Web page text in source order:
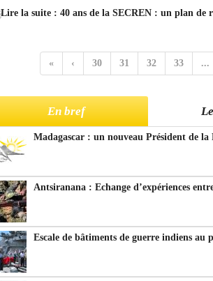
Lire la suite : 40 ans de la SECREN : un plan de
« ‹ 30 31 32 33 ...
En bref
Madagascar : un nouveau Président de
Antsiranana : Echange d’expériences
Escale de bâtiments de guerre indiens au